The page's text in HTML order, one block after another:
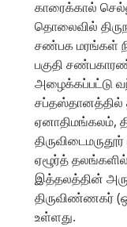
காரைக்கால்
தொலைவில்
சண்பக மரங்கள்
பகுதி
அழைக்கப்பட்டு
சப்தஸ்தானத்தில்
ஏனாதிமங்கலம்,
ஏழூர்த்
இத்தலத்தின்
திருவிண்ணகர்
உள்ளது.